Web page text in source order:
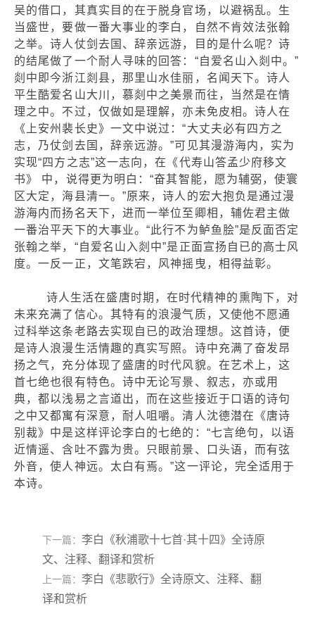
吴的借口，其真实目的在于脱身官场，以避祸乱。生
当盛世，要做一番大事业的李白，自然不肯效法张翰
之举。诗人仗剑去国、辞亲远游，目的是什么呢？诗
的结尾做了一个耐人寻味的回答：“自爱名山入剡中。”
剡中即今浙江剡县，那里山水佳丽，名闻天下。诗人
平生酷爱名山大川，慕剡中之美景而往，当然是在情
理之中。不过，仅做如是理解，亦未免皮相。诗人在
《上安州裴长史》一文中说过：“大丈夫必有四方之
志，乃仗剑去国，辞亲远游。”可见其漫游海内，实为
实现“四方之志”这一志向，在《代寿山答孟少府移文
书》 中，说得更为明白：“奋其智能，愿为辅弼，使寰
区大定，海县清一。”原来，诗人的宏大抱负是通过漫
游海内而扬名天下，进而一举位至卿相，辅佐君主做
一番治平天下的大事业。“此行不为鲈鱼脍”是反面否定
张翰之举，“自爱名山入剡中”是正面宣扬自已的高士风
度。一反一正，文笔跌宕，风神摇曳，相得益彰。
诗人生活在盛唐时期，在时代精神的熏陶下，对
未来充满了信心。其特有的浪漫气质，又使他不愿通
过科举这条老路去实现自已的政治理想。这首诗，便
是诗人浪漫生活情趣的真实写照。诗中充满了奋发昂
扬之气，充分体现了盛唐的时代风貌。在艺术上，这
首七绝也很有特色。诗中无论写景、叙志，亦或用
典，都以浅易之言道出，而在这些接近于口语的诗句
之中又都寓有深意，耐人咀嚼。清人沈德潜在《唐诗
别裁》中是这样评论李白的七绝的：“七言绝句，以语
近情遥、含吐不露为贵。只眼前景、口头语，而有弦
外音，使人神远。太白有焉。”这一评论，完全适用于
本诗。
下一篇： 李白《秋浦歌十七首·其十四》全诗原
文、注释、翻译和赏析
上一篇： 李白《悲歌行》全诗原文、注释、翻
译和赏析